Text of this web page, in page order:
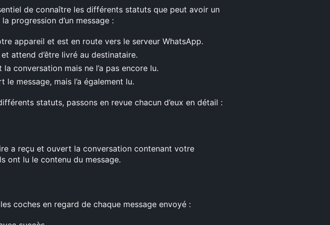
de connaître les différents statuts que peut avoir un
progression d’un message :
appareil et est en route vers le serveur WhatsApp.
attend d’être livré au destinataire.
conversation mais ne l’a pas encore lu.
message, mais l’a également lu.
statuts, passons en revue chacun d’eux en détail :
a reçu et ouvert la conversation contenant votre
ont lu le contenu du message.
coches en regard de chaque message envoyé :